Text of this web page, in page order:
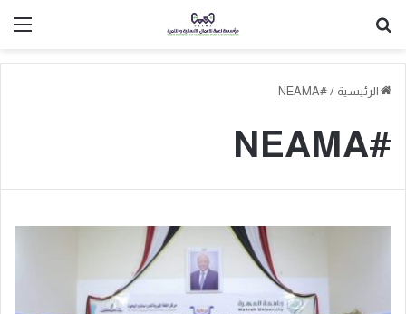
الرئيسية /
#NEAMA
#NEAMA